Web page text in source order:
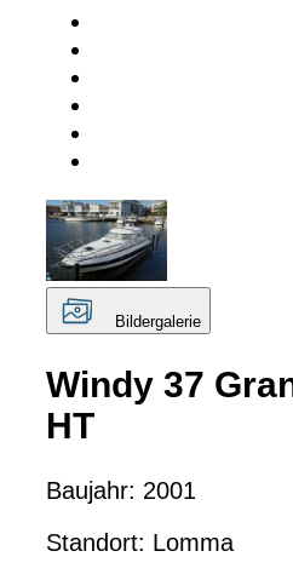
Bildergalerie
Windy 37
HT
Baujahr: 2001
Standort: Lomma